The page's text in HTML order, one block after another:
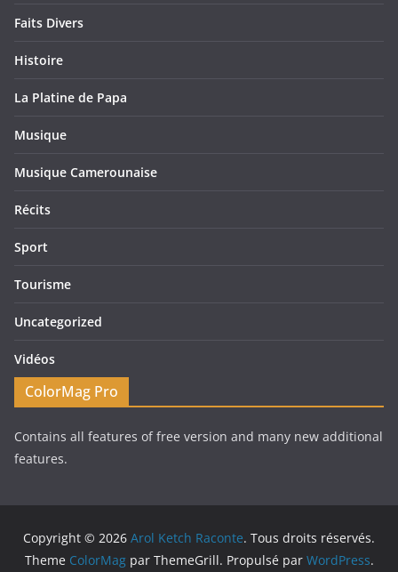
Faits Divers
Histoire
La Platine de Papa
Musique
Musique Camerounaise
Récits
Sport
Tourisme
Uncategorized
Vidéos
ColorMag Pro
Contains all features of free version and many new additional
features.
Copyright © 2026 Arol Ketch Raconte. Tous droits réservés.
Theme ColorMagpar ThemeGrill. Propulsé par WordPress.